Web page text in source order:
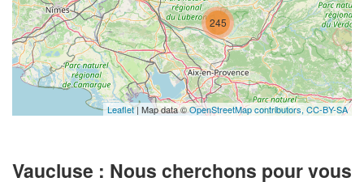
245
Leaflet| Map data ©OpenStreetMap contributors, CC-BY-SA
Vaucluse : Nous cherchons pour vous